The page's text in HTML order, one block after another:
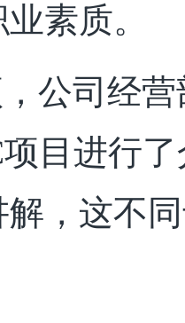
素质。
公司经
项目进行
，这不